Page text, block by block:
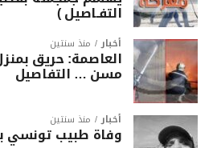
التفـاصيل )
أخبار منذ سنتين
العاصمة: حريق
مسن … التفاصيل
أخبار منذ سنتين
وفاة طبيب تونسي